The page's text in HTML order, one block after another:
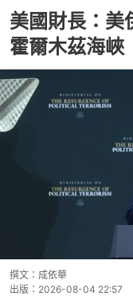
美國財長：
霍爾木茲海峽
撰文： 成依華
出版： 2026-08-04 22:57